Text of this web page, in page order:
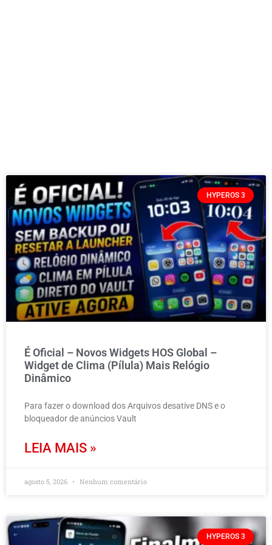
HYPEROS 3
É Oficial – Novos Widgets HOS Global –
Widget de Clima (Pílula) Mais Relógio
Dinâmico
Para fazer o download dos Arquivos desative DNS e o
bloqueador de anúncios Vault
LEIA MAIS »
agosto 5, 2026 Nenhum comentário
HYPEROS 3